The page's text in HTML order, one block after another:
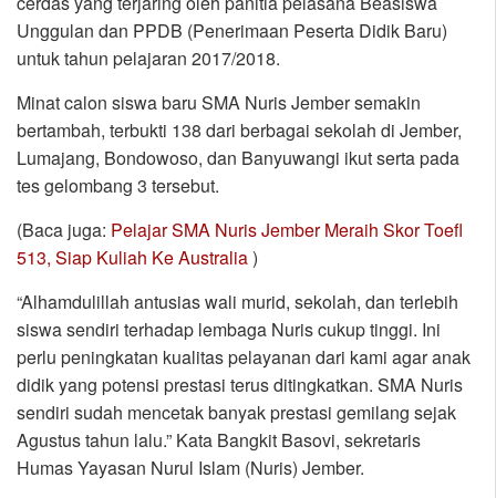
Unggulan dan PPDB (Penerimaan Peserta Didik Baru)
untuk tahun pelajaran 2017/2018.
Minat calon siswa baru SMA Nuris Jember semakin
bertambah, terbukti 138 dari berbagai sekolah di Jember,
Lumajang, Bondowoso, dan Banyuwangi ikut serta pada
tes gelombang 3 tersebut.
(Baca juga: Pelajar SMA Nuris Jember Meraih Skor Toefl
513, Siap Kuliah Ke Australia)
“Alhamdulillah antusias wali murid, sekolah, dan terlebih
siswa sendiri terhadap lembaga Nuris cukup tinggi. Ini
perlu peningkatan kualitas pelayanan dari kami agar anak
didik yang potensi prestasi terus ditingkatkan. SMA Nuris
sendiri sudah mencetak banyak prestasi gemilang sejak
Agustus tahun lalu.” Kata Bangkit Basovi, sekretaris
Humas Yayasan Nurul Islam (Nuris) Jember.